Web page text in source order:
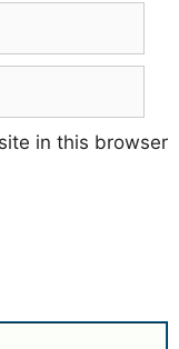
in this browser